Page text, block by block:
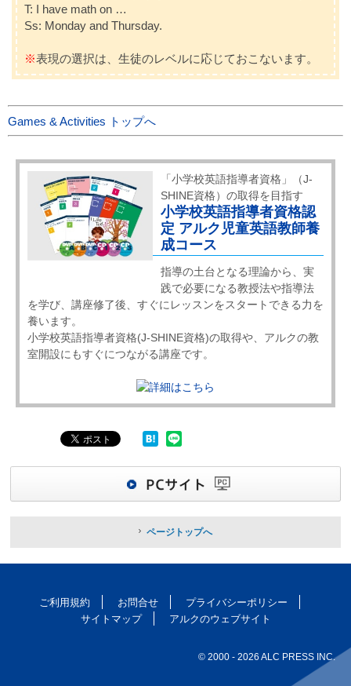
T: I have math on …
Ss: Monday and Thursday.
※表現の選択は、生徒のレベルに応じておこないます。
Games & Activities トップへ
「小学校英語指導者資格」（J-
SHINE資格）の取得を目指す
小学校英語指導者資格認
定 アルク児童英語教師養
成コース
指導の土台となる理論から、実
践で必要になる教授法や指導法
を学び、講座修了後、すぐにレッスンをスタートできる力を
養います。
小学校英語指導者資格(J-SHINE資格)の取得や、アルクの教
室開設にもすぐにつながる講座です。
ページトップへ
ご利用規約 お問合せ
プライバシーポリシー
サイトマップ
アルクのウェブサイト
© 2000 - 2026 ALC PRESS INC.